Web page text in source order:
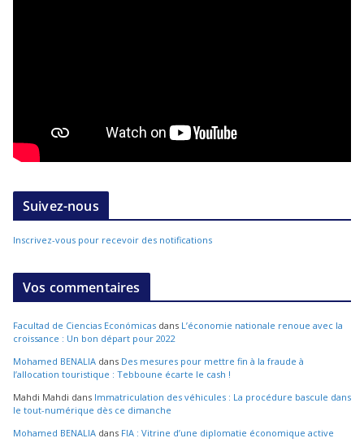
Suivez-nous
Inscrivez-vous pour recevoir des notifications
Vos commentaires
Facultad de Ciencias Económicas dans L’économie nationale renoue avec la
croissance : Un bon départ pour 2022
Mohamed BENALIA dans Des mesures pour mettre fin à la fraude à
l’allocation touristique : Tebboune écarte le cash !
Mahdi Mahdi dans Immatriculation des véhicules : La procédure bascule dans
le tout-numérique dès ce dimanche
Mohamed BENALIA dans FIA : Vitrine d’une diplomatie économique active